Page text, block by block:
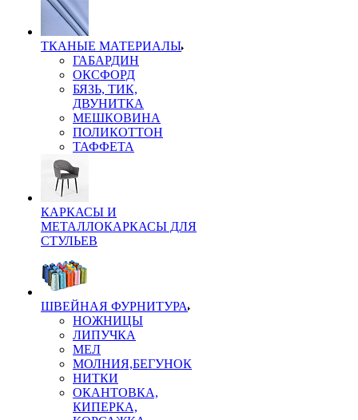
ТКАНЫЕ МАТЕРИАЛЫ
ГАБАРДИН
ОКСФОРД
БЯЗЬ, ТИК,
ДВУНИТКА
МЕШКОВИНА
ПОЛИКОТТОН
ТАФФЕТА
КАРКАСЫ И
МЕТАЛЛОКАРКАСЫ ДЛЯ
СТУЛЬЕВ
ШВЕЙНАЯ ФУРНИТУРА
НОЖНИЦЫ
ЛИПУЧКА
МЕЛ
МОЛНИЯ,БЕГУНОК
НИТКИ
ОКАНТОВКА,
КИПЕРКА,